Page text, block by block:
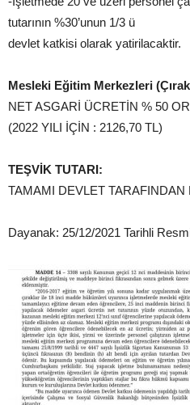
tutarının %30’unun 1/3 ü
devlet katkisi olarak yatirilacaktir.
Mesleki Eğitim Merkezleri
NET ASGARİ ÜCRETİN % 50
(2022 YILI İÇİN : 2126,70 TL)
TEŞVİK TUTARI:
TAMAMI DEVLET TARAFINDAN
Dayanak: 25/12/2021 Tarihli